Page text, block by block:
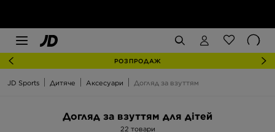
РОЗПРОДАЖ
JD Sports Дитяче Аксесуари Догляд за взуттям
Догляд за взуттям для дітей
22 товари